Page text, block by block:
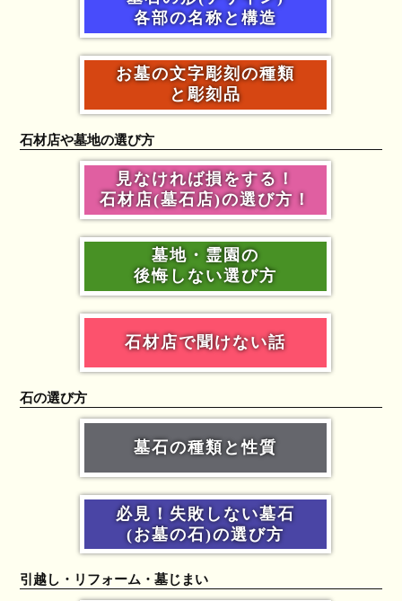
各部の名称と構造
お墓の文字彫刻の種類
と彫刻品
石材店や墓地の選び方
見なければ損をする！
石材店(墓石店)の選び方！
墓地・霊園の
後悔しない選び方
石材店で聞けない話
石の選び方
墓石の種類と性質
必見！失敗しない墓石
(お墓の石)の選び方
引越し・リフォーム・墓じまい